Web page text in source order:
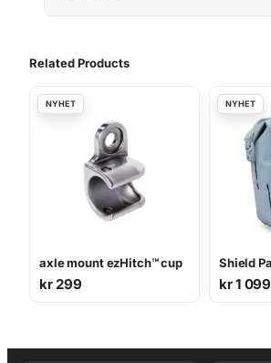
Related Products
axle mount ezHitch™ cup
kr299 kr1 099